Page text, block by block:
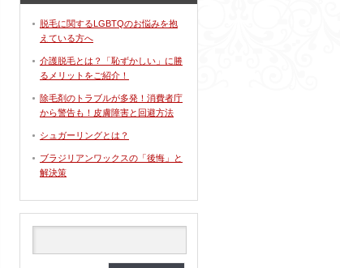
脱毛に関するLGBTQのお悩みを抱
えている方へ
介護脱毛とは？「恥ずかしい」に勝
るメリットをご紹介！
除毛剤のトラブルが多発！消費者庁
から警告も！皮膚障害と回避方法
シュガーリングとは？
ブラジリアンワックスの「後悔」と
解決策